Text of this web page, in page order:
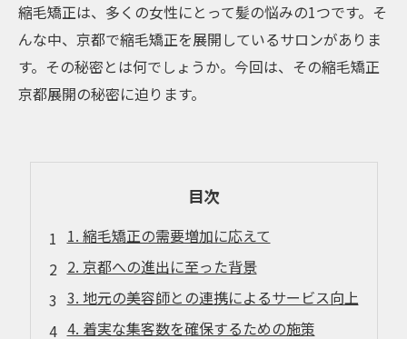
縮毛矯正は、多くの女性にとって髪の悩みの1つです。そ
んな中、京都で縮毛矯正を展開しているサロンがありま
す。その秘密とは何でしょうか。今回は、その縮毛矯正
京都展開の秘密に迫ります。
目次
1. 縮毛矯正の需要増加に応えて
2. 京都への進出に至った背景
3. 地元の美容師との連携によるサービス向上
4. 着実な集客数を確保するための施策